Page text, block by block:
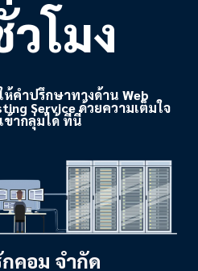
โมง
คำปรึกษาทางด้าน Web
Service ด้วยความเต็มใจ
ข้ากลุ่มได้ ที่นี่
คอม จำกัด